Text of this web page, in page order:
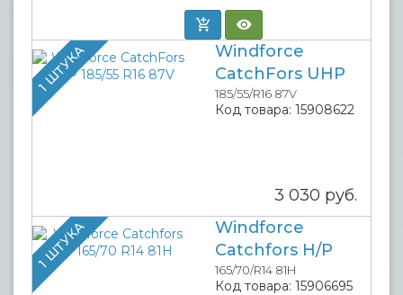
1 ШТУКА
Windforce
CatchFors UHP
185/55/R16 87V
Код товара: 15908622
3 030 руб.
1 ШТУКА
Windforce
Catchfors H/P
165/70/R14 81H
Код товара: 15906695